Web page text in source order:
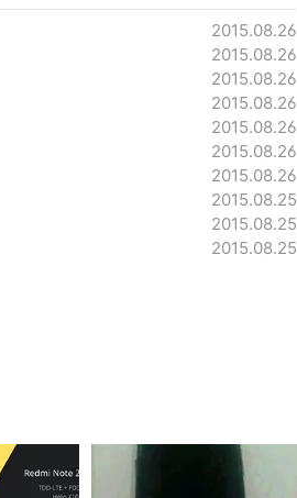
2015.08.26
2015.08.26
2015.08.26
2015.08.26
2015.08.26
2015.08.26
2015.08.26
2015.08.25
2015.08.25
2015.08.25